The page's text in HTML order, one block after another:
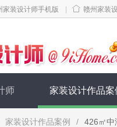
家装设计师手机版 赣州家装
师 家装设计作品案
家装设计作品案例 / 426㎡中